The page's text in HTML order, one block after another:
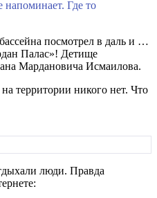
напоминает. Где то
посмотрел в даль и …
Палас»! Детище
Мардановича Исмаилова.
территории никого нет. Что
люди. Правда